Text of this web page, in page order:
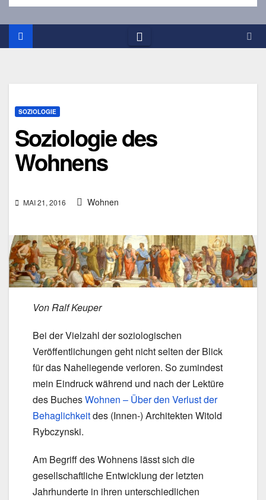
SOZIOLOGIE
Soziologie des
Wohnens
MAI 21, 2016 Wohnen
Von Ralf Keuper
Bei der Vielzahl der soziologischen
Veröffentlichungen geht nicht selten der Blick
für das Naheliegende verloren. So zumindest
mein Eindruck während und nach der Lektüre
des BuchesWohnen – Über den Verlust der
Behaglichkeitdes (Innen-) Architekten Witold
Rybczynski.
Am Begriff des Wohnens lässt sich die
gesellschaftliche Entwicklung der letzten
Jahrhunderte in ihren unterschiedlichen